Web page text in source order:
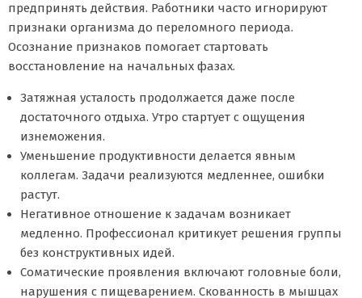
предпринять действия. Работники часто игнорируют
признаки организма до переломного периода.
Осознание признаков помогает стартовать
восстановление на начальных фазах.
Затяжная усталость продолжается даже после
достаточного отдыха. Утро стартует с ощущения
изнеможения.
Уменьшение продуктивности делается явным
коллегам. Задачи реализуются медленнее, ошибки
растут.
Негативное отношение к задачам возникает
медленно. Профессионал критикует решения группы
без конструктивных идей.
Соматические проявления включают головные боли,
нарушения с пищеварением. Скованность в мышцах